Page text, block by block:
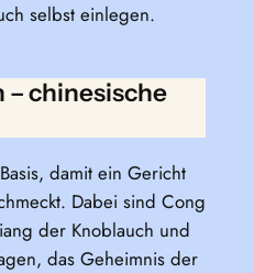
selbst einlegen.
– chinesische
damit ein Gericht
Dabei sind Cong
der Knoblauch und
das Geheimnis der